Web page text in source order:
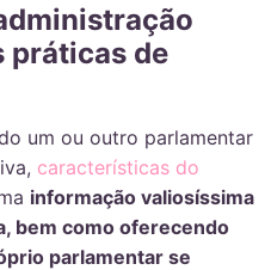
práticas de
um ou outro parlamentar
características do
informação valiosíssima
bem como oferecendo
parlamentar se